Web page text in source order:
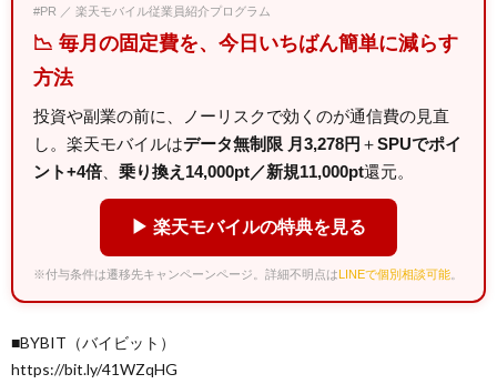
#PR ／ 楽天モバイル従業員紹介プログラム
📉 毎月の固定費を、今日いちばん簡単に減らす
方法
投資や副業の前に、ノーリスクで効くのが通信費の見直
し。楽天モバイルはデータ無制限 月3,278円 ＋SPUでポイ
ント+4倍
乗り換え14,000pt／新規11,000pt還元。
▶ 楽天モバイルの特典を見る
※付与条件は遷移先キャンペーンページ。詳細不明点はLINEで個別相談可能
■BYBIT（バイビット）
https://bit.ly/41WZqHG